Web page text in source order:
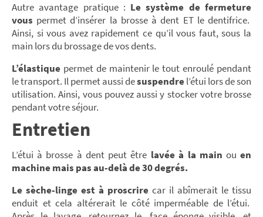
Autre avantage pratique : Le système de fermeture
vous permet d’insérer la brosse à dent ET le dentifrice.
Ainsi, si vous avez rapidement ce qu’il vous faut, sous la
main lors du brossage de vos dents.
L’élastique permet de maintenir le tout enroulé pendant
le transport. Il permet aussi desuspendrel’étui lors de son
utilisation. Ainsi, vous pouvez aussi y stocker votre brosse
pendant votre séjour.
Entretien
L’étui à brosse à dent peut être lavée à la main ouen
machine mais pas au-delà de 30 degrés.
Le sèche-linge est à proscrire car il abîmerait le tissu
enduit et cela altérerait le côté imperméable de l’étui.